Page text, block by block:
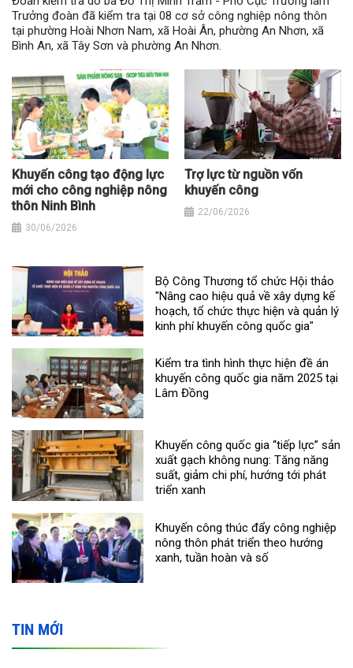
Trưởng đoàn đã kiểm tra tại 08 cơ sở công nghiệp nông thôn
tại phường Hoài Nhơn Nam, xã Hoài Ân, phường An Nhơn, xã
Bình An, xã Tây Sơn và phường An Nhơn.
Khuyến công tạo động lực
mới cho công nghiệp nông
thôn Ninh Bình
30/06/2026
Trợ lực từ nguồn vốn
khuyến công
22/06/2026
Bộ Công Thương tổ chức Hội thảo
"Nâng cao hiệu quả về xây dựng kế
hoạch, tổ chức thực hiện và quản lý
kinh phí khuyến công quốc gia"
Kiểm tra tình hình thực hiện đề án
khuyến công quốc gia năm 2025 tại
Lâm Đồng
Khuyến công quốc gia “tiếp lực” sản
xuất gạch không nung: Tăng năng
suất, giảm chi phí, hướng tới phát
triển xanh
Khuyến công thúc đẩy công nghiệp
nông thôn phát triển theo hướng
xanh, tuần hoàn và số
TIN MỚI